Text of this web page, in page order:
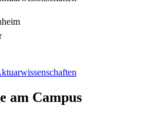
am Campus